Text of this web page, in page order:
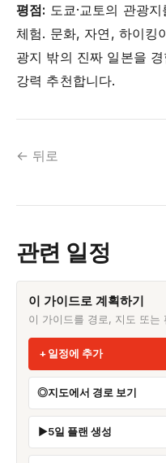
평점: 도쿄·교토의 관광
체험. 문화, 자연, 하이킹
광지 밖의 진짜 일본을
강력 추천합니다.
← 뒤로
관련 일정
이 가이드로 계획하기
이 가이드를 경로, 지도 또는
일정에 추가
지도에서 경로 보기
5일 플랜 생성